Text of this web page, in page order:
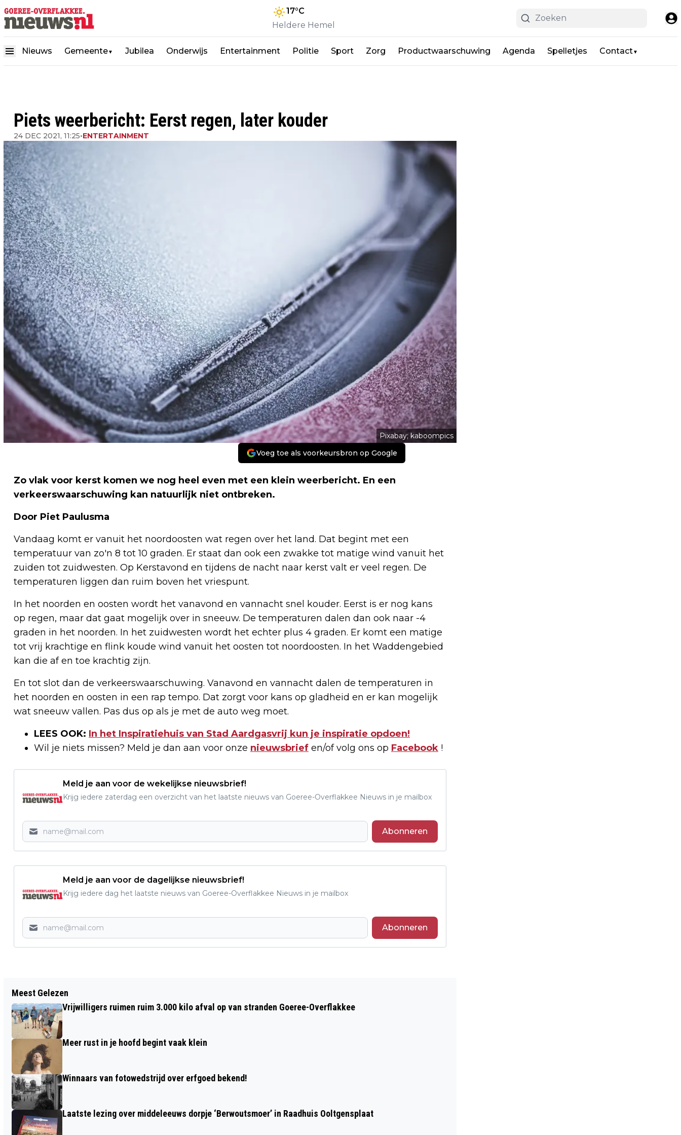
17°C
Heldere Hemel
Nieuws Gemeente▼ Jubilea Onderwijs Entertainment Politie Sport Zorg Productwaarschuwing Agenda Spelletjes Contact▼
Piets weerbericht: Eerst regen, later kouder
24 DEC 2021, 11:25•ENTERTAINMENT
Pixabay; kaboompics
Voeg toe als voorkeursbron op Google
Zo vlak voor kerst komen we nog heel even met een klein weerbericht. En een
verkeerswaarschuwing kan natuurlijk niet ontbreken.
Door Piet Paulusma
Vandaag komt er vanuit het noordoosten wat regen over het land. Dat begint met een
temperatuur van zo'n 8 tot 10 graden. Er staat dan ook een zwakke tot matige wind vanuit het
zuiden tot zuidwesten. Op Kerstavond en tijdens de nacht naar kerst valt er veel regen. De
temperaturen liggen dan ruim boven het vriespunt.
In het noorden en oosten wordt het vanavond en vannacht snel kouder. Eerst is er nog kans
op regen, maar dat gaat mogelijk over in sneeuw. De temperaturen dalen dan ook naar -4
graden in het noorden. In het zuidwesten wordt het echter plus 4 graden. Er komt een matige
tot vrij krachtige en flink koude wind vanuit het oosten tot noordoosten. In het Waddengebied
kan die af en toe krachtig zijn.
En tot slot dan de verkeerswaarschuwing. Vanavond en vannacht dalen de temperaturen in
het noorden en oosten in een rap tempo. Dat zorgt voor kans op gladheid en er kan mogelijk
wat sneeuw vallen. Pas dus op als je met de auto weg moet.
LEES OOK: In het Inspiratiehuis van Stad Aardgasvrij kun je inspiratie opdoen!
Wil je niets missen? Meld je dan aan voor onze nieuwsbrief en/of volg ons op Facebook !
Meld je aan voor de wekelijkse nieuwsbrief!
Krijg iedere zaterdag een overzicht van het laatste nieuws van Goeree-Overflakkee Nieuws in je mailbox
Abonneren
Meld je aan voor de dagelijkse nieuwsbrief!
Krijg iedere dag het laatste nieuws van Goeree-Overflakkee Nieuws in je mailbox
Abonneren
IN HET INSPIRATIEHUIS WORDT STAD
AARDGASVRIJ ZICHTBAAR
GOEREE-OVERFLAKKEE
Meest Gelezen
Vrijwilligers ruimen ruim 3.000 kilo afval op van stranden Goeree-Overflakkee
Meer rust in je hoofd begint vaak klein
Winnaars van fotowedstrijd over erfgoed bekend!
Laatste lezing over middeleeuws dorpje ‘Berwoutsmoer’ in Raadhuis Ooltgensplaat